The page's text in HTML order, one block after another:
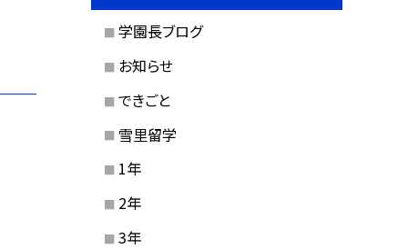
学園長ブログ
お知らせ
できごと
雪里留学
1年
2年
3年